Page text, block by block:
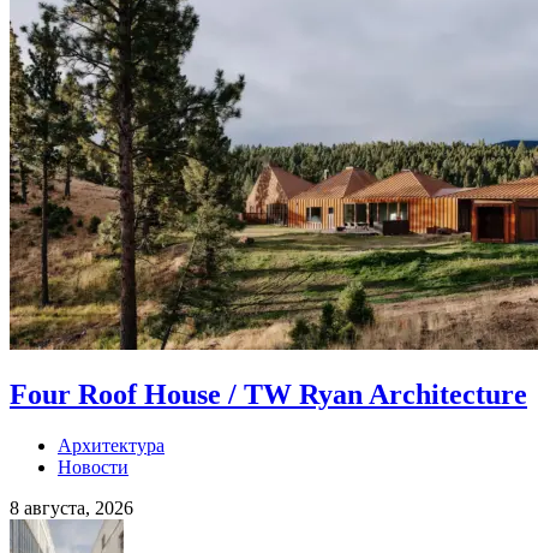
Four Roof House / TW Ryan Architecture
Архитектура
Новости
8 августа, 2026